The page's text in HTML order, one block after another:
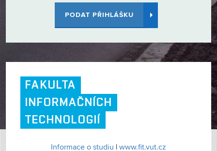
PODAT PŘIHLÁŠKU
FAKULTA
INFORMAČNÍCH
TECHNOLOGIÍ
Informace o studiu www.fit.vut.cz